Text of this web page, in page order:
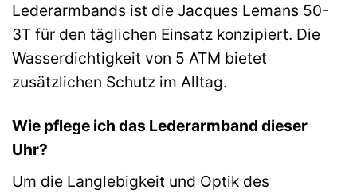
Lederarmbands ist die Jacques Lemans 50-
3T für den täglichen Einsatz konzipiert. Die
Wasserdichtigkeit von 5 ATM bietet
zusätzlichen Schutz im Alltag.
Wie pflege ich das Lederarmband dieser
Uhr?
Um die Langlebigkeit und Optik des